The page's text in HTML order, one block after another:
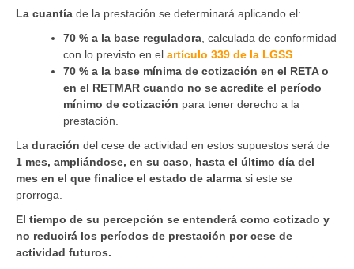
La cuantía de la prestación se determinará aplicando el:
70 % a la base reguladora , calculada de conformidad
con lo previsto en el artículo 339 de la LGSS
70 % a la base mínima de cotización en el RETA o
en el RETMAR cuando no se acredite el período
mínimo de cotización para tener derecho a la
prestación.
La duración del cese de actividad en estos supuestos será de
1 mes, ampliándose, en su caso, hasta el último día del
mes en el que finalice el estado de alarma si este se
prorroga.
El tiempo de su percepción se entenderá como cotizado y
no reducirá los períodos de prestación por cese de
actividad futuros.